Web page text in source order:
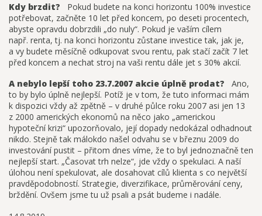
Kdy brzdit? Pokud budete na konci horizontu 100% investice
potřebovat, začněte 10 let před koncem, po deseti procentech,
abyste opravdu dobrzdili „do nuly“. Pokud je vaším cílem
např. renta, tj. na konci horizontu zůstane investice tak, jak je,
a vy budete měsíčně odkupovat svou rentu, pak stačí začít 7 let
před koncem a nechat stroj na vaši rentu dále jet s 30% akcií.
A nebylo lepší toho 23.7.2007 akcie úplně prodat? Ano,
to by bylo úplně nejlepší. Potíž je v tom, že tuto informaci mám
k dispozici vždy až zpětně – v druhé půlce roku 2007 asi jen 13
z 2000 amerických ekonomů na něco jako „americkou
hypoteční krizi“ upozorňovalo, její dopady nedokázal odhadnout
nikdo. Stejně tak málokdo našel odvahu se v březnu 2009 do
investování pustit – přitom dnes víme, že to byl jednoznačně ten
nejlepší start. „Časovat trh nelze“, jde vždy o spekulaci. A naší
úlohou není spekulovat, ale dosahovat cílů klienta s co největší
pravděpodobností. Strategie, diverzifikace, průměrování ceny,
brždění. Ovšem jsme tu už psali a psát budeme i nadále.